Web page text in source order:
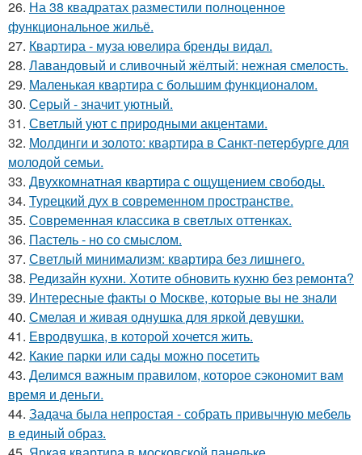
26. На 38 квадратах разместили полноценное
функциональное жильё.
27. Квартира - муза ювелира бренды видал.
28. Лавандовый и сливочный жёлтый: нежная смелость.
29. Маленькая квартира с большим функционалом.
30. Серый - значит уютный.
31. Светлый уют с природными акцентами.
32. Молдинги и золото: квартира в Санкт-петербурге для
молодой семьи.
33. Двухкомнатная квартира с ощущением свободы.
34. Турецкий дух в современном пространстве.
35. Современная классика в светлых оттенках.
36. Пастель - но со смыслом.
37. Светлый минимализм: квартира без лишнего.
38. Редизайн кухни. Хотите обновить кухню без ремонта?
39. Интересные факты о Москве, которые вы не знали
40. Смелая и живая однушка для яркой девушки.
41. Евродвушка, в которой хочется жить.
42. Какие парки или сады можно посетить
43. Делимся важным правилом, которое сэкономит вам
время и деньги.
44. Задача была непростая - собрать привычную мебель
в единый образ.